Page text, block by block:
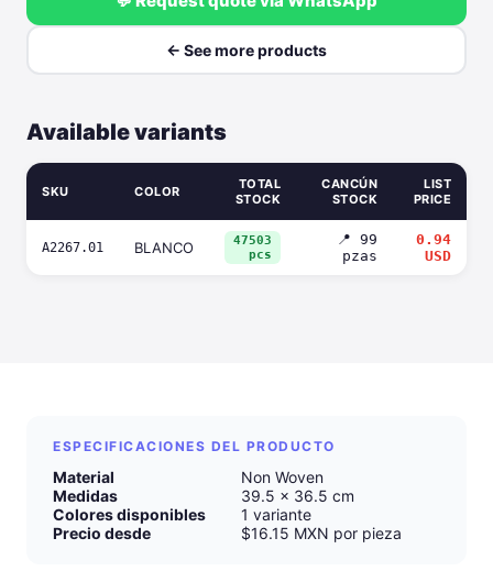
← See more products
Available variants
SKU COLOR
TOTAL
STOCK
CANCÚN
STOCK
LIST
PRICE
A2267.01 BLANCO
47503
pcs
📍 99
pzas
0.94
USD
ESPECIFICACIONES DEL PRODUCTO
Material
Non Woven
Medidas
39.5 x 36.5 cm
Colores disponibles
1 variante
Precio desde
$16.15 MXN por pieza